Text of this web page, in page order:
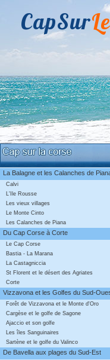
CapSur
La Balagne et les Calanches de
Calvi
L'Ile Rousse
Les vieux villages
Le Monte Cinto
Les Calanches de Piana
Du Cap Corse à Corte
Le Cap Corse
Bastia - La Marana
La Castagniccia
St Florent et le désert des Agriates
Corte
Vizzavona et les Golfes du Sud-
Forêt de Vizzavona et le Monte d'Oro
Cargèse et le golfe de Sagone
Ajaccio et son golfe
Les îles Sanguinaires
Sartène et le golfe du Valinco
De Bavella aux plages du Sud-Est